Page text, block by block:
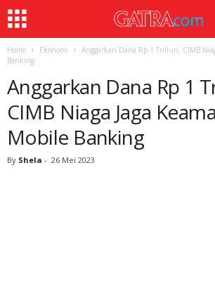
Home Ekonomi
Anggarkan Dana Rp 1 Triliun, CIMB
Banking
Anggarkan Dana Rp 1
CIMB Niaga Jaga
Mobile Banking
By Shela - 26 Mei 2023